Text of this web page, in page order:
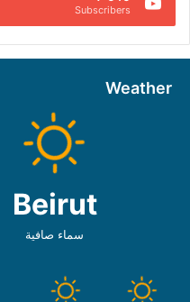
Subscribers
Weather
Beirut
سماء صافية